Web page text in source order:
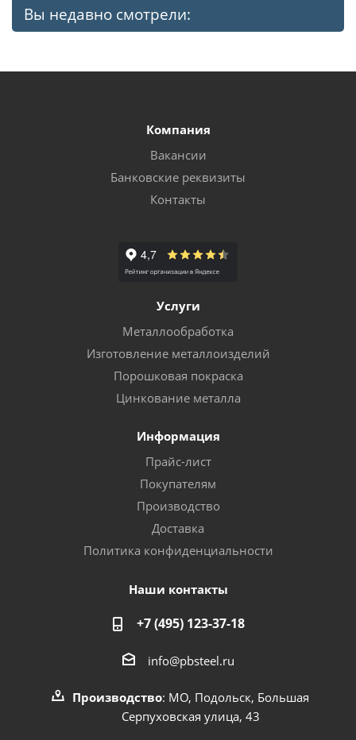
Вы недавно смотрели:
Компания
Вакансии
Банковские реквизиты
Контакты
Услуги
Металлообработка
Изготовление металлоизделий
Порошковая покраска
Цинкование металла
Информация
Прайс-лист
Покупателям
Производство
Доставка
Политика конфиденциальности
Наши контакты
+7 (495) 123-37-18
info@pbsteel.ru
Производство: МО, Подольск, Большая
Серпуховская улица, 43